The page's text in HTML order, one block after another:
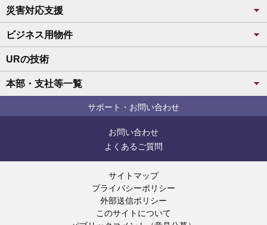
災害対応支援
ビジネス用物件
URの技術
本部・支社等一覧
サポート・お問い合わせ
お問い合わせ
よくあるご質問
サイトマップ
プライバシーポリシー
外部送信ポリシー
このサイトについて